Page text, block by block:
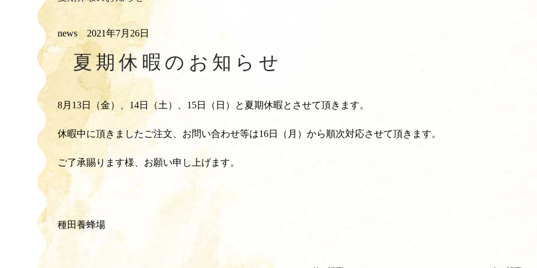
news 2021年7月26日
夏期休暇のお知らせ
8月13日（金）、14日（土）、15日（日）と夏期休暇とさせて頂きます。
休暇中に頂きましたご注文、お問い合わせ等は16日（月）から順次対応させて頂きます。
ご了承賜ります様、お願い申し上げます。
種田養蜂場